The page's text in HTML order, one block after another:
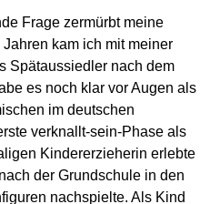
Frage zermürbt meine
kam ich mit meiner
Spätaussiedler nach dem
es noch klar vor Augen als
im deutschen
verknallt-sein-Phase als
Kindererzieherin erlebte
der Grundschule in den
nachspielte. Als Kind